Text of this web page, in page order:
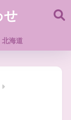
北海道